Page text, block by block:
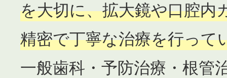
を大切に、拡大鏡や口腔内
精密で丁寧な治療を行って
一般歯科・予防治療・根管